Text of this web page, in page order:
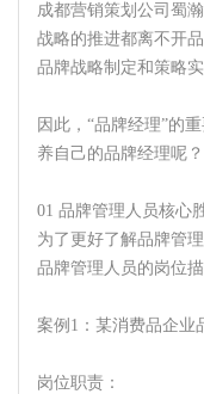
成都营销策划公司蜀
战略的推进都离不开
品牌战略制定和策略
因此，“品牌经理”的
养自己的品牌经理呢？
01 品牌管理人员核心
为了更好了解品牌管
品牌管理人员的岗位描
案例1：某消费品企业
岗位职责：